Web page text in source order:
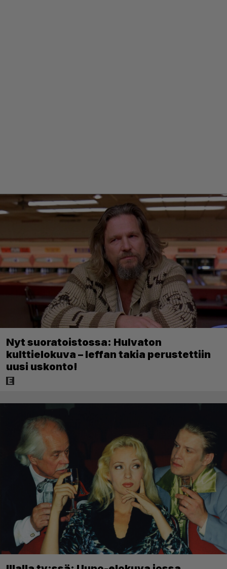
Nyt suoratoistossa: Hulvaton
kulttielokuva – leffan takia perustettiin
uusi uskonto!